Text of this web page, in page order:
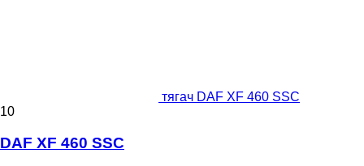
тягач DAF XF 460 SSC
10
DAF XF 460 SSC